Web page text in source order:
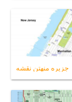
جزیره منهتن نقشه